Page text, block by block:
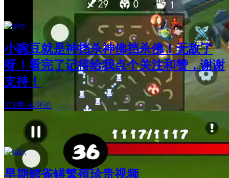
小豌豆就是神挡杀神佛挡杀佛！无敌了
呀！看完了记得给我点个关注和赞，谢谢
支持！
371赞·64评论
早期鳄雀鳝繁殖珍贵视频